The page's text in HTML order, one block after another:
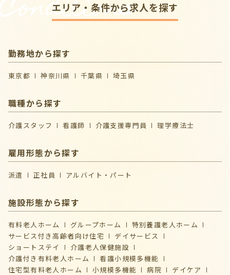
エリア・条件から求人を探す
勤務地から探す
東京都 神奈川県 千葉県 埼玉県
職種から探す
介護スタッフ 看護師 介護支援専門員 理学療法士
雇用形態から探す
派遣 正社員 アルバイト・パート
施設形態から探す
有料老人ホーム グループホーム
特別養護老人ホーム
サービス付き高齢者向け住宅
デイサービス
ショートステイ
介護⽼⼈保健施設
介護付き有料老人ホーム
看護小規模多機能
住宅型有料老人ホーム
小規模多機能 病院
デイケア